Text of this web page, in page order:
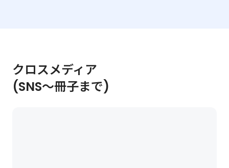
クロスメディア
(SNS～冊子まで)